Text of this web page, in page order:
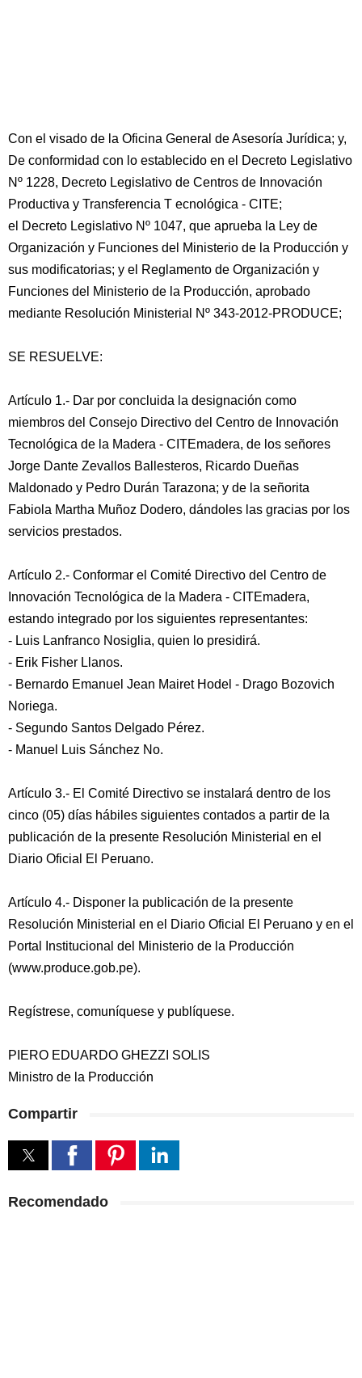
Con el visado de la Oficina General de Asesoría Jurídica; y,
De conformidad con lo establecido en el Decreto Legislativo
Nº 1228, Decreto Legislativo de Centros de Innovación
Productiva y Transferencia T ecnológica - CITE;
el Decreto Legislativo Nº 1047, que aprueba la Ley de
Organización y Funciones del Ministerio de la Producción y
sus modificatorias; y el Reglamento de Organización y
Funciones del Ministerio de la Producción, aprobado
mediante Resolución Ministerial Nº 343-2012-PRODUCE;
SE RESUELVE:
Artículo 1.- Dar por concluida la designación como
miembros del Consejo Directivo del Centro de Innovación
Tecnológica de la Madera - CITEmadera, de los señores
Jorge Dante Zevallos Ballesteros, Ricardo Dueñas
Maldonado y Pedro Durán Tarazona; y de la señorita
Fabiola Martha Muñoz Dodero, dándoles las gracias por los
servicios prestados.
Artículo 2.- Conformar el Comité Directivo del Centro de
Innovación Tecnológica de la Madera - CITEmadera,
estando integrado por los siguientes representantes:
- Luis Lanfranco Nosiglia, quien lo presidirá.
- Erik Fisher Llanos.
- Bernardo Emanuel Jean Mairet Hodel - Drago Bozovich
Noriega.
- Segundo Santos Delgado Pérez.
- Manuel Luis Sánchez No.
Artículo 3.- El Comité Directivo se instalará dentro de los
cinco (05) días hábiles siguientes contados a partir de la
publicación de la presente Resolución Ministerial en el
Diario Oficial El Peruano.
Artículo 4.- Disponer la publicación de la presente
Resolución Ministerial en el Diario Oficial El Peruano y en el
Portal Institucional del Ministerio de la Producción
(www.produce.gob.pe).
Regístrese, comuníquese y publíquese.
PIERO EDUARDO GHEZZI SOLIS
Ministro de la Producción
Compartir
Recomendado